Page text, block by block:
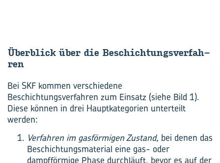
Über­blick über die Be­schich­tungs­ver­fah­
ren
Bei SKF kommen verschiedene
Beschichtungsverfahren zum Einsatz (siehe Bild 1).
Diese können in drei Hauptkategorien unterteilt
werden:
Verfahren im gasförmigen Zustand, bei denen das
Beschichtungsmaterial eine gas- oder
dampfförmige Phase durchläuft, bevor es auf der